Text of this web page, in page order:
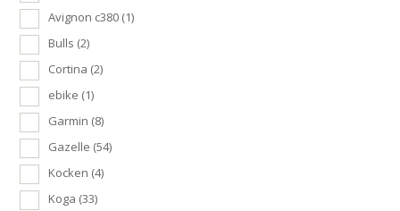
Avignon c380 (1)
Bulls (2)
Cortina (2)
ebike (1)
Garmin (8)
Gazelle (54)
Kocken (4)
Koga (33)